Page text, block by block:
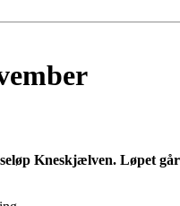
Kneskjælven. Løpet